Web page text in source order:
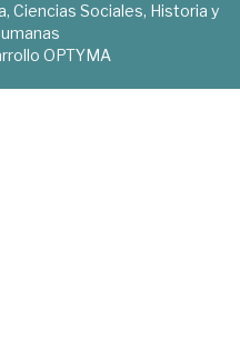
Ciencias Sociales, Historia y
OPTYMA